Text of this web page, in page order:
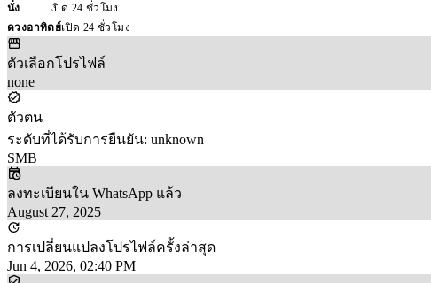
นั่ง
เปิด 24 ชั่วโมง
ดวงอาทิตย์เปิด 24 ชั่วโมง
ตัวเลือกโปรไฟล์
none
ตัวตน
ระดับที่ได้รับการยืนยัน: unknown
SMB
ลงทะเบียนใน WhatsApp แล้ว
August 27, 2025
การเปลี่ยนแปลงโปรไฟล์ครั้งล่าสุด
Jun 4, 2026, 02:40 PM